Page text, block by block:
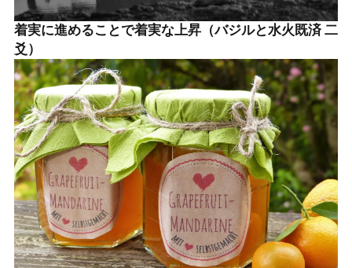
着実に進めることで着実な上昇（バジルと水火既済 二
爻）